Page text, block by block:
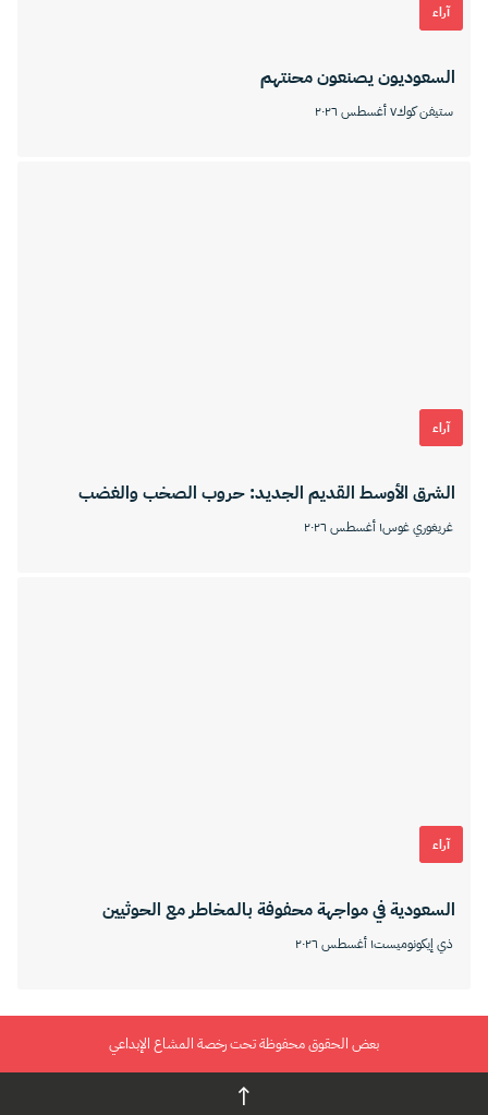
آراء
السعوديون يصنعون محنتهم
ستيفن كوك٧ أغسطس ٢٠٢٦
آراء
الشرق الأوسط القديم الجديد: حروب الصخب والغضب
غريغوري غوس١ أغسطس ٢٠٢٦
آراء
السعودية في مواجهة محفوفة بالمخاطر مع الحوثيين
ذي إيكونوميست١ أغسطس ٢٠٢٦
بعض الحقوق محفوظة تحت رخصة المشاع الإبداعي
↑